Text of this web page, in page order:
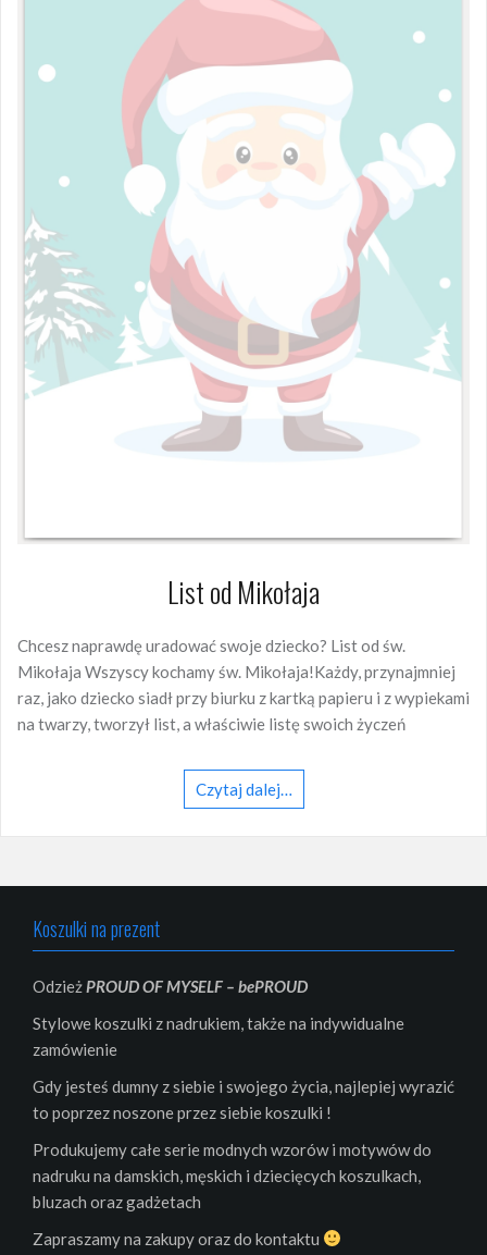
List od Mikołaja
Chcesz naprawdę uradować swoje dziecko? List od św.
Mikołaja Wszyscy kochamy św. Mikołaja!Każdy, przynajmniej
raz, jako dziecko siadł przy biurku z kartką papieru i z wypiekami
na twarzy, tworzył list, a właściwie listę swoich życzeń
Czytaj dalej…
Koszulki na prezent
OdzieżPROUD OF MYSELF – bePROUD
Stylowe koszulki z nadrukiem, także na indywidualne
zamówienie
Gdy jesteś dumny z siebie i swojego życia, najlepiej wyrazić
to poprzez noszone przez siebie koszulki !
Produkujemy całe serie modnych wzorów i motywów do
nadruku na damskich, męskich i dziecięcych koszulkach,
bluzach oraz gadżetach
Zapraszamy na zakupy oraz do kontaktu